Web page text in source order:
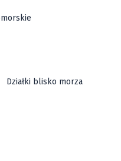
Działki blisko morza